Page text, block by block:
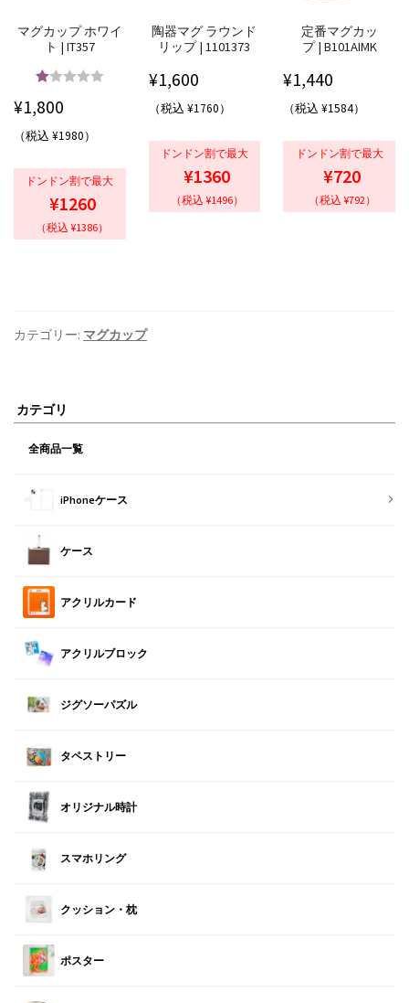
マグカップ ホワイ
ト | IT357
の評価
¥1,800
（税込 ¥1980）
ドンドン割で最大
¥1260
（税込 ¥1386）
陶器マグ ラウンド
リップ | 1101373
¥1,600
（税込 ¥1760）
ドンドン割で最大
¥1360
（税込 ¥1496）
定番マグカッ
プ | B101AIMK
¥1,440
（税込 ¥1584）
ドンドン割で最大
¥720
（税込 ¥792）
カテゴリー: マグカップ
カテゴリ
全商品一覧
iPhoneケース
ケース
アクリルカード
アクリルブロック
ジグソーパズル
タペストリー
オリジナル時計
スマホリング
クッション・枕
ポスター